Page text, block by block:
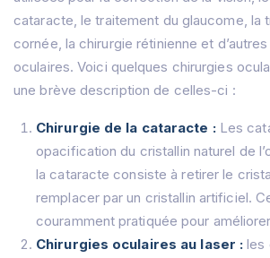
cataracte, le traitement du glaucome, la
cornée, la chirurgie rétinienne et
oculaires.Voici quelques chirurgies
une brève description de celles-ci :
Chirurgie de la cataracte :Les
opacification du cristallin naturel de
la cataracte consiste à retirer le
remplacer par un cristallin artificiel.
couramment pratiquée pour
Chirurgies oculaires au laser : les